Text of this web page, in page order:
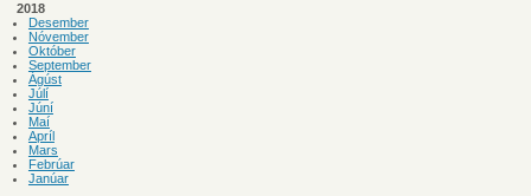
2018
Desember
Nóvember
Október
September
Ágúst
Júlí
Júní
Maí
Apríl
Mars
Febrúar
Janúar